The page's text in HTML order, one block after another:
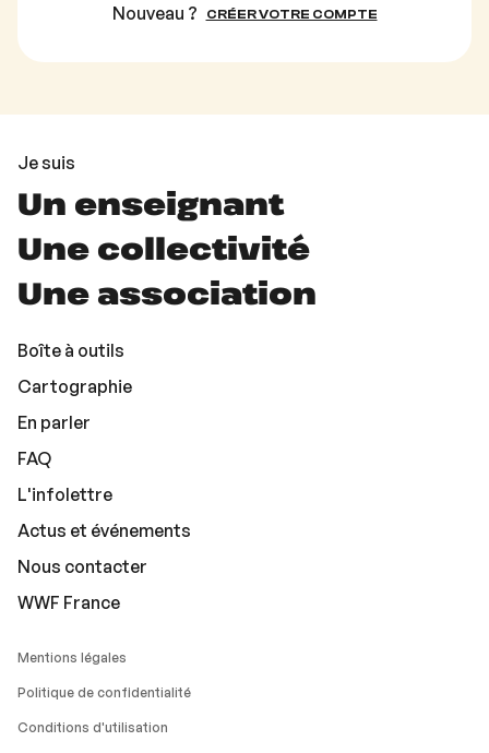
Nouveau ? CRÉER VOTRE COMPTE
Je suis
Un enseignant
Une collectivité
Une association
Boîte à outils
Cartographie
En parler
FAQ
L'infolettre
Actus et événements
Nous contacter
WWF France
Mentions légales
Politique de confidentialité
Conditions d'utilisation